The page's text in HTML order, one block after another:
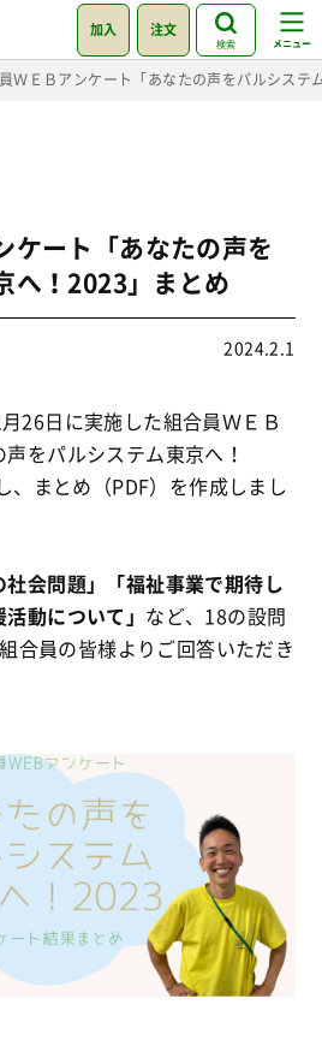
加入 注文
検索
ＷＥＢアンケート「あなたの声をパルシステ
ケート「あなたの声を
へ！2023」まとめ
2024.2.1
26日に実施した組合員ＷＥＢ
をパルシステム東京へ！
、まとめ（PDF）を作成しまし
社会問題」「福祉事業で期待し
動について」 など、18の設問
合員の皆様よりご回答いただき